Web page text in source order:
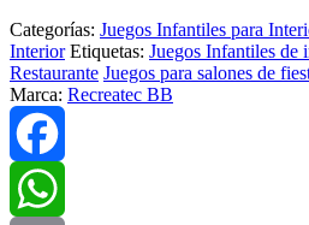
Categorías: Juegos Infantiles para
Interior Etiquetas: Juegos Infantiles de
Restaurante Juegos para salones de
Marca: Recreatec BB
Facebook